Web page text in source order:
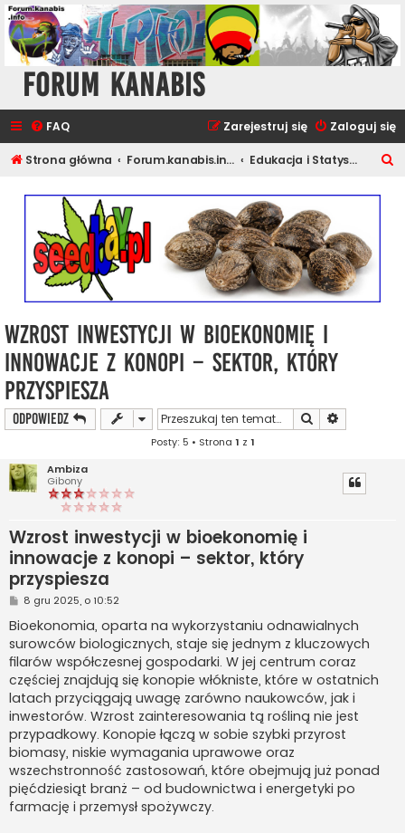
Forum Kanabis
FAQ Zaloguj się
Zarejestruj się
Strona główna Forum.kanabis.info - Ganja Tematy Edukacja i Statystyki
Wzrost inwestycji w bioekonomię i
innowacje z konopi – sektor, który
przyspiesza
ODPOWIEDZ Szukaj
Posty: 5 • Strona 1 z 1
Ambiza
Gibony
Wzrost inwestycji w bioekonomię i
innowacje z konopi – sektor, który
przyspiesza
P
s
t
8 gru 2025, o 10:52
Bioekonomia, oparta na wykorzystaniu odnawialnych
surowców biologicznych, staje się jednym z kluczowych
filarów współczesnej gospodarki. W jej centrum coraz
częściej znajdują się konopie włókniste, które w ostatnich
latach przyciągają uwagę zarówno naukowców, jak i
inwestorów. Wzrost zainteresowania tą rośliną nie jest
przypadkowy. Konopie łączą w sobie szybki przyrost
biomasy, niskie wymagania uprawowe oraz
wszechstronność zastosowań, które obejmują już ponad
pięćdziesiąt branż – od budownictwa i energetyki po
farmację i przemysł spożywczy.